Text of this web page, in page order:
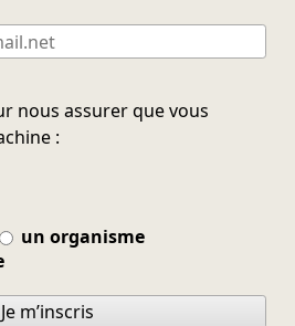
nous assurer que vous
:
un organisme
Je m’inscris